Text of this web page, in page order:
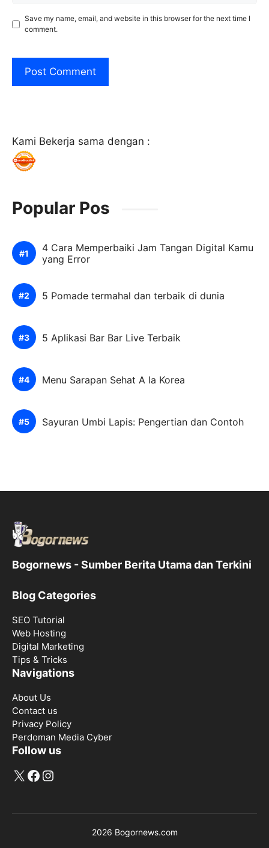
Save my name, email, and website in this browser for the next time I
comment.
Kami Bekerja sama dengan :
Popular Pos
4 Cara Memperbaiki Jam Tangan Digital Kamu
yang Error
5 Pomade termahal dan terbaik di dunia
5 Aplikasi Bar Bar Live Terbaik
Menu Sarapan Sehat A la Korea
Sayuran Umbi Lapis: Pengertian dan Contoh
Bogornews - Sumber Berita Utama dan Terkini
Blog Categories
SEO Tutorial
Web Hosting
Digital Marketing
Tips & Tricks
Navigations
About Us
Contact us
Privacy Policy
Perdoman Media Cyber
Follow us
X Facebook
Instagram
2026 Bogornews.com